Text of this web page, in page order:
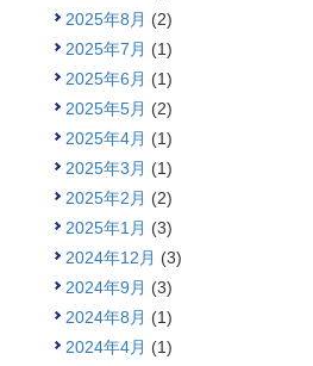
2025年8月 (2)
2025年7月 (1)
2025年6月 (1)
2025年5月 (2)
2025年4月 (1)
2025年3月 (1)
2025年2月 (2)
2025年1月 (3)
2024年12月 (3)
2024年9月 (3)
2024年8月 (1)
2024年4月 (1)